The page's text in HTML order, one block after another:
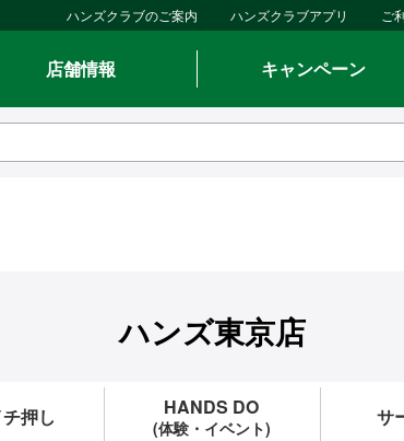
ハンズクラブのご案内 ハンズクラブアプリ ご
店舗情報 キャンペーン
ハンズ東京店
押し HANDS DO
(体験・イベント) サ